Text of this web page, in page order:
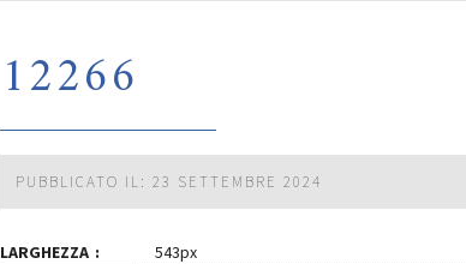
12266
PUBBLICATO IL: 23 SETTEMBRE 2024
LARGHEZZA
543px